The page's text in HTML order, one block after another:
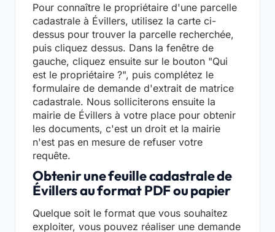
Pour connaître le propriétaire d'une parcelle
cadastrale à Évillers, utilisez la carte ci-
dessus pour trouver la parcelle recherchée,
puis cliquez dessus. Dans la fenêtre de
gauche, cliquez ensuite sur le bouton "Qui
est le propriétaire ?", puis complétez le
formulaire de demande d'extrait de matrice
cadastrale. Nous solliciterons ensuite la
mairie de Évillers à votre place pour obtenir
les documents, c'est un droit et la mairie
n'est pas en mesure de refuser votre
requête.
Obtenir une feuille cadastrale de
Évillers au format PDF ou papier
Quelque soit le format que vous souhaitez
exploiter, vous pouvez réaliser une demande